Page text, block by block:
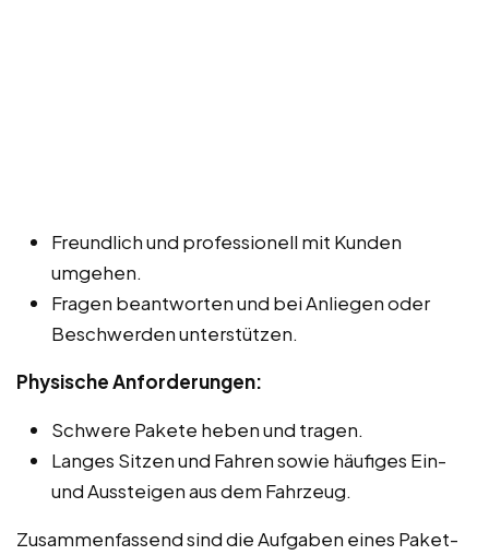
Freundlich und professionell mit Kunden
umgehen.
Fragen beantworten und bei Anliegen oder
Beschwerden unterstützen.
Physische Anforderungen:
Schwere Pakete heben und tragen.
Langes Sitzen und Fahren sowie häufiges Ein-
und Aussteigen aus dem Fahrzeug.
Zusammenfassend sind die Aufgaben eines Paket-